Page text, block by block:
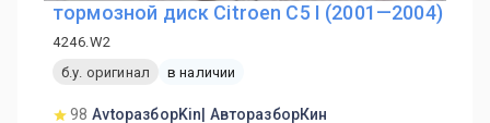
тормозной диск Citroen C5 I (2001—2004)
4246.W2
б.у. оригинал
в наличии
98 AvtoразборKin| АвторазборКин